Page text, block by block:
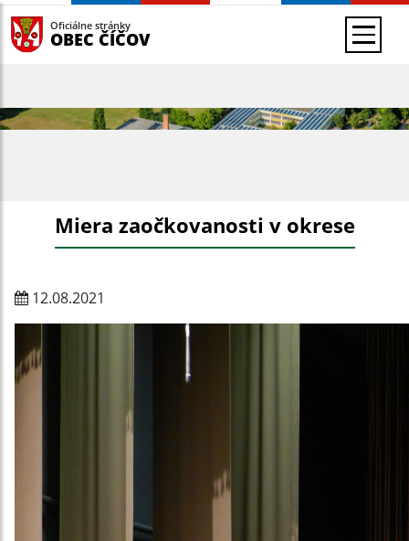
Oficiálne stránky
OBEC ČÍČOV
Miera zaočkovanosti v okrese
12.08.2021